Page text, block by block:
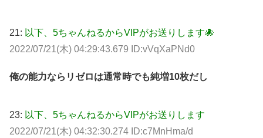
21: 以下、5ちゃんねるからVIPがお送りします🐙
2022/07/21(木) 04:29:43.679 ID:vVqXaPNd0
俺の能力ならリゼロは通常時でも純増10枚だし
23: 以下、5ちゃんねるからVIPがお送りします
2022/07/21(木) 04:32:30.274 ID:c7MnHma/d